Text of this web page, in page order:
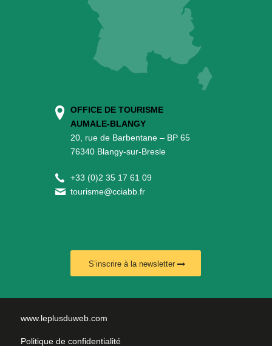
OFFICE DE TOURISME
AUMALE-BLANGY
20, rue de Barbentane – BP 65
76340 Blangy-sur-Bresle
+33 (0)2 35 17 61 09
tourisme@cciabb.fr
S’inscrire à la newsletter
www.leplusduweb.com
Politique de confidentialité